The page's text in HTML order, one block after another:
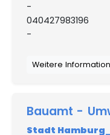
-
040427983196
-
Weitere
Bauamt -
Stadt